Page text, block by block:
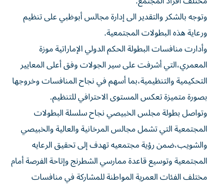
وتوجه بالشكر والتقدير الى إدارة مجالس أبوظبي على تنظيم
ورعاية هذه البطولات المجتمعية.
وأدارت منافسات البطولة الحكم الدولي الإماراتية موزة
المعمري،التي أشرفت على سير الجولات وفق أعلى المعايير
التحكيمية والتنظيمية،بما أسهم في نجاح المنافسات وخروجها
بصورة متميزة تعكس المستوى الاحترافي للتنظيم.
وتواصل بطولة مجلس الخبيصي نجاح سلسلة البطولات
المجتمعية التي تشمل مجالس المرخانية والعالية والخبيصي
والشويب،ضمن رؤية مجتمعيه تهدف إلى تحقيق الرعايه
المجتمعية وتوسيع قاعدة ممارسي الشطرنج وإتاحة الفرصة أمام
مختلف الفئات العمرية المواطنة للمشاركة في منافسات